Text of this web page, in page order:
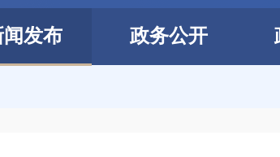
闻发布 政务公开